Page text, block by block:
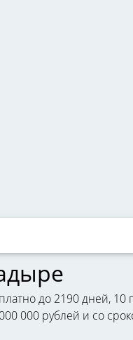
до 2190 дней,
000 рублей и со